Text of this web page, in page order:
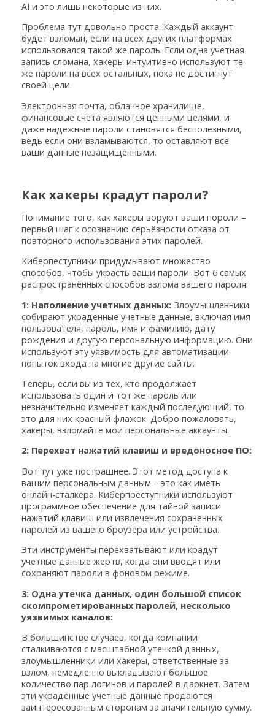
AI и это лишь некоторые из них.
Проблема тут довольно проста. Каждый аккаунт
будет взломан, если на всех других платформах
использовался такой же пароль. Если одна учетная
запись сломана, хакеры интуитивно используют те
же пароли на всех остальных, пока не достигнут
своей цели.
Электронная почта, облачное хранилище,
финансовые счета являются ценными целями, и
даже надежные пароли становятся бесполезными,
ведь если они взламываются, то оставляют все
ваши данные незащищенными.
Как хакеры крадут пароли?
Понимание того, как хакеры воруют ваши пороли –
первый шаг к осознанию серьёзности отказа от
повторного использования этих паролей.
Киберпеступники придумывают множество
способов, чтобы украсть ваши пароли. Вот 6 самых
распространённых способов взлома вашего пароля:
1: Наполнение учетных данных: Злоумышленники
собирают украденные учетные данные, включая имя
пользователя, пароль, имя и фамилию, дату
рождения и другую персональную информацию. Они
используют эту уязвимость для автоматизации
попыток входа на многие другие сайты.
Теперь, если вы из тех, кто продолжает
использовать один и тот же пароль или
незначительно изменяет каждый последующий, то
это для них красный флажок. Добро пожаловать,
хакеры, взломайте мои персональные аккаунты.
2: Перехват нажатий клавиш и вредоносное ПО:
Вот тут уже пострашнее. Этот метод доступа к
вашим персональным данным – это как иметь
онлайн-сталкера. Киберпреступники используют
программное обеспечение для тайной записи
нажатий клавиш или извлечения сохраненных
паролей из вашего броузера или устройства.
Эти инструменты перехватывают или крадут
учетные данные жертв, когда они вводят или
сохраняют пароли в фоновом режиме.
3: Одна утечка данных, один большой список
скомпрометированных паролей, несколько
уязвимых каналов:
В большинстве случаев, когда компании
сталкиваются с масштабной утечкой данных,
злоумышленники или хакеры, ответственные за
взлом, немедленно выкладывают большое
количество пар логинов и паролей в даркнет. Затем
эти украденные учетные данные продаются
заинтересованным сторонам за значительную сумму.